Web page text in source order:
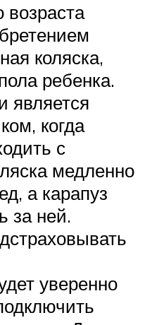
коляска,
ребенка.
является
когда
с
медленно
а карапуз
за ней.
уверенно